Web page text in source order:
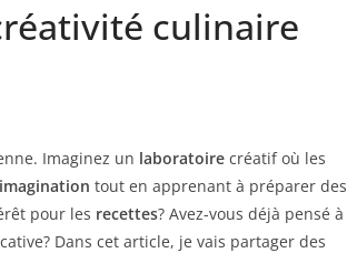
culinaire
Imaginez un laboratoire créatif où les
imagination tout en apprenant à préparer des
pour les recettes? Avez-vous déjà pensé à
Dans cet article, je vais partager des